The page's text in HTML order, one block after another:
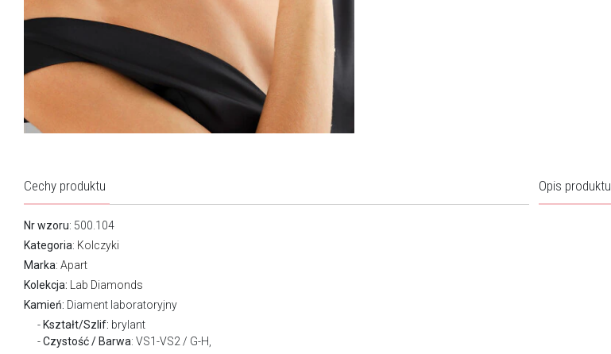
Cechy produktu
Nr wzoru: 500.104
Kategoria: Kolczyki
Marka: Apart
Kolekcja:
Lab Diamonds
Kamień: Diament laboratoryjny
Kształt/Szlif: brylant
Czystość / Barwa: VS1-VS2 / G-H,
Opis produktu